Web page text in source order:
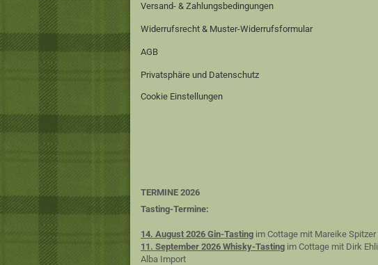
Versand- & Zahlungsbedingungen
Widerrufsrecht & Muster-Widerrufsformular
AGB
Privatsphäre und Datenschutz
Cookie Einstellungen
TERMINE 2026
Tasting-Termine:
14. August 2026 Gin-Tasting im Cottage mit Mareike
11. September 2026 Whisky-Tasting im Cottage mit Dirk
Alba Import